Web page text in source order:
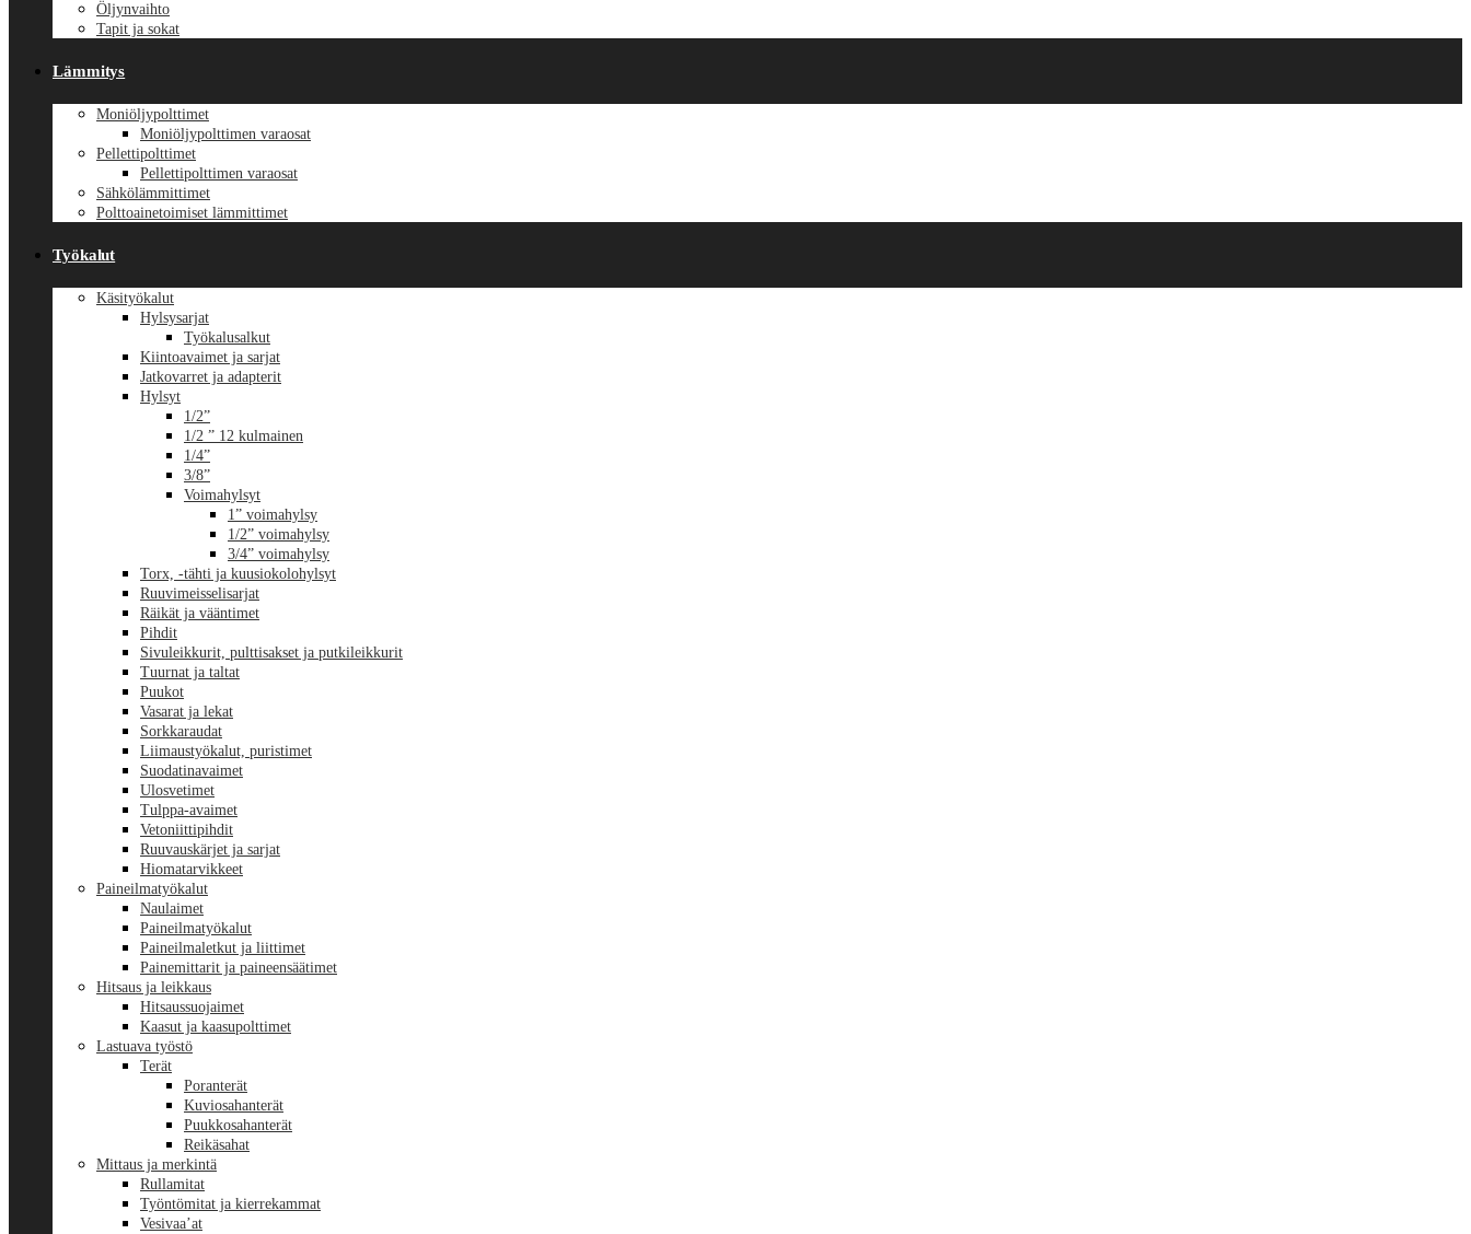
Öljynvaihto
Tapit ja sokat
Lämmitys
Moniöljypolttimet
Moniöljypolttimen varaosat
Pellettipolttimet
Pellettipolttimen varaosat
Sähkölämmittimet
Polttoainetoimiset lämmittimet
Työkalut
Käsityökalut
Hylsysarjat
Työkalusalkut
Kiintoavaimet ja sarjat
Jatkovarret ja adapterit
Hylsyt
1/2”
1/2 ” 12 kulmainen
1/4”
3/8”
Voimahylsyt
1” voimahylsy
1/2” voimahylsy
3/4” voimahylsy
Torx, -tähti ja kuusiokolohylsyt
Ruuvimeisselisarjat
Räikät ja vääntimet
Pihdit
Sivuleikkurit, pulttisakset ja putkileikkurit
Tuurnat ja taltat
Puukot
Vasarat ja lekat
Sorkkaraudat
Liimaustyökalut, puristimet
Suodatinavaimet
Ulosvetimet
Tulppa-avaimet
Vetoniittipihdit
Ruuvauskärjet ja sarjat
Hiomatarvikkeet
Paineilmatyökalut
Naulaimet
Paineilmatyökalut
Paineilmaletkut ja liittimet
Painemittarit ja paineensäätimet
Hitsaus ja leikkaus
Hitsaussuojaimet
Kaasut ja kaasupolttimet
Lastuava työstö
Terät
Poranterät
Kuviosahanterät
Puukkosahanterät
Reikäsahat
Mittaus ja merkintä
Rullamitat
Työntömitat ja kierrekammat
Vesivaa’at